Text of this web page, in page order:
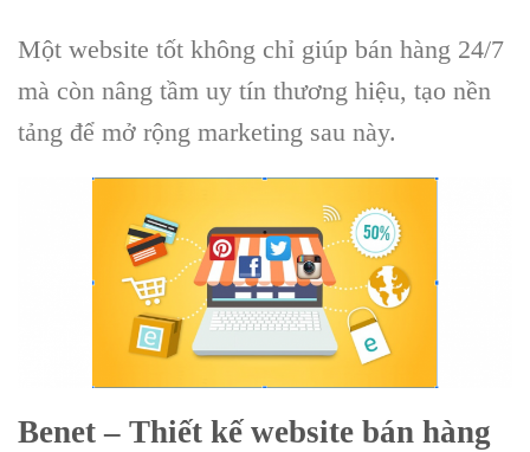
Một website tốt không chỉ giúp bán hàng 24/7
mà còn nâng tầm uy tín thương hiệu, tạo nền
tảng để mở rộng marketing sau này.
Benet – Thiết kế website bán hàng